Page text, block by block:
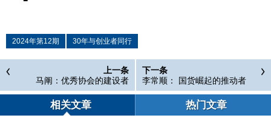
2024年第12期 30年与创业者同行
上一条
马阐：优秀协会的建设者
下一条
李常顺： 国货崛起的推动者
相关文章 热门文章